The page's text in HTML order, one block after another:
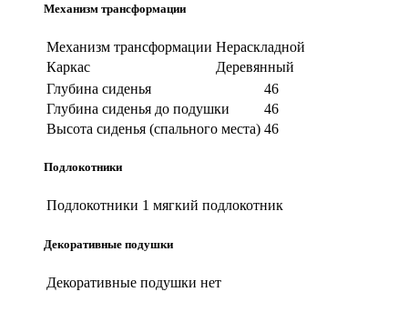
Механизм трансформации
Механизм трансформации Нераскладной
Каркас
Деревянный
Глубина сиденья
46
Глубина сиденья до подушки
46
Высота сиденья (спального места) 46
Подлокотники
Подлокотники 1 мягкий подлокотник
Декоративные подушки
Декоративные подушки нет